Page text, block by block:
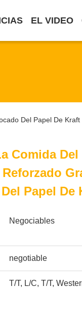
EL VIDEO
Del Papel De Kraft
Comida Del
Papel De
Negociables
negotiable
T/T, L/C, T/T,